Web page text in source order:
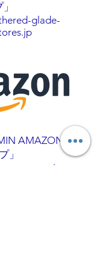
glade-
AMAZON ショ
」